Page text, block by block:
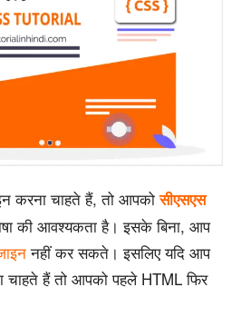
करना चाहते हैं, तो आपकोसीएसएस
की आवश्यकता है। इसके बिना, आप
नहीं कर सकते। इसलिए यदि आप
चाहते हैं तो आपको पहले HTML फिर